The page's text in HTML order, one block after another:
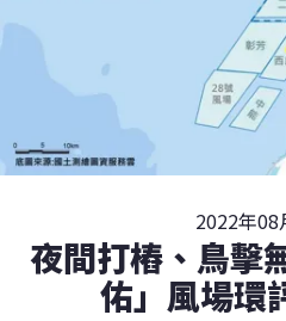
2022年08
夜間打樁、鳥擊
佑」風場環